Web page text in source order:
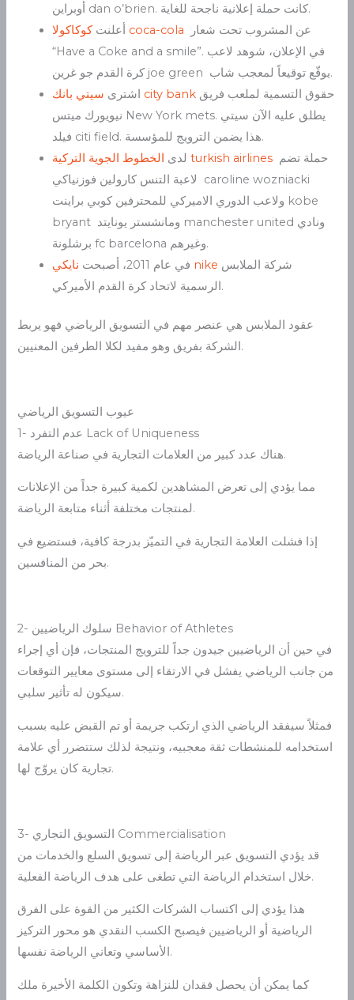
أوبراين dan o’brien. كانت حملة إعلانية ناجحة للغاية.
أعلنتكوكاكولا coca-cola
“Have a Coke and a smile”. في الإعلان، شوهد لاعب
كرة القدم جو غرين joe green يوقّع توقيعاً لمعجب شاب.
اشترى سيتي بانك city bank
نيويورك ميتس New York mets. يطلق عليه الآن سيتي
فيلد citi field. هذا يضمن الترويج للمؤسسة.
لدى الخطوط الجوية التركية turkish airlines
لاعبة التنس كارولين فوزنياكي caroline wozniacki
ولاعب الدوري الاميركي للمحترفين كوبي براينت kobe
bryant ومانشستر يونايتد manchester united ونادي
برشلونة fc barcelona وغيرهم.
في عام 2011، أصبحت
نايكي nike
الرسمية لاتحاد كرة القدم الأميركي.
عقود الملابس هي عنصر مهم في التسويق الرياضي فهو يربط
الشركة بفريق وهو مفيد لكلا الطرفين المعنيين.
عيوب التسويق الرياضي
1- عدم التفرد Lack of Uniqueness
هناك عدد كبير من العلامات التجارية في صناعة الرياضة.
مما يؤدي إلى تعرض المشاهدين لكمية كبيرة جداً من الإعلانات
لمنتجات مختلفة أثناء متابعة الرياضة.
إذا فشلت العلامة التجارية في التميّز بدرجة كافية، فستضيع في
بحر من المنافسين.
2- سلوك الرياضيين Behavior of Athletes
في حين أن الرياضيين جيدون جداً للترويج المنتجات، فإن أي إجراء
من جانب الرياضي يفشل في الارتقاء إلى مستوى معايير التوقعات
سيكون له تأثير سلبي.
فمثلاً سيفقد الرياضي الذي ارتكب جريمة أو تم القبض عليه بسبب
استخدامه للمنشطات ثقة معجبيه، ونتيجة لذلك ستتضرر أي علامة
تجارية كان يروّج لها.
3- التسويق التجاري Commercialisation
قد يؤدي التسويق عبر الرياضة إلى تسويق السلع والخدمات من
خلال استخدام الرياضة التي تطغى على هدف الرياضة الفعلية.
هذا يؤدي إلى اكتساب الشركات الكثير من القوة على الفرق
الرياضية أو الرياضيين فيصبح الكسب النقدي هو محور التركيز
الأساسي وتعاني الرياضة نفسها.
كما يمكن أن يحصل فقدان للنزاهة وتكون الكلمة الأخيرة ملك